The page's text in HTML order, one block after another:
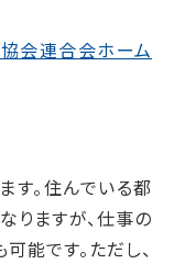
会連合会ホーム
す。住んでいる都
ますが、仕事の
能です。ただし、